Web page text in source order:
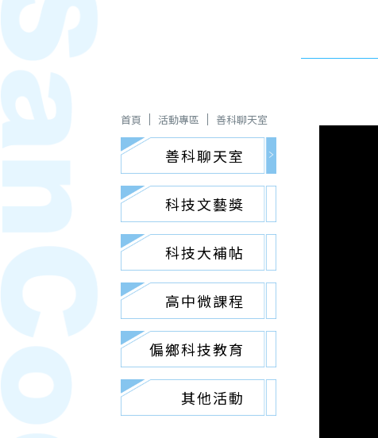
首頁 活動專區 善科聊天室
善科聊天室
科技文藝獎
科技大補帖
高中微課程
偏鄉科技教育
其他活動